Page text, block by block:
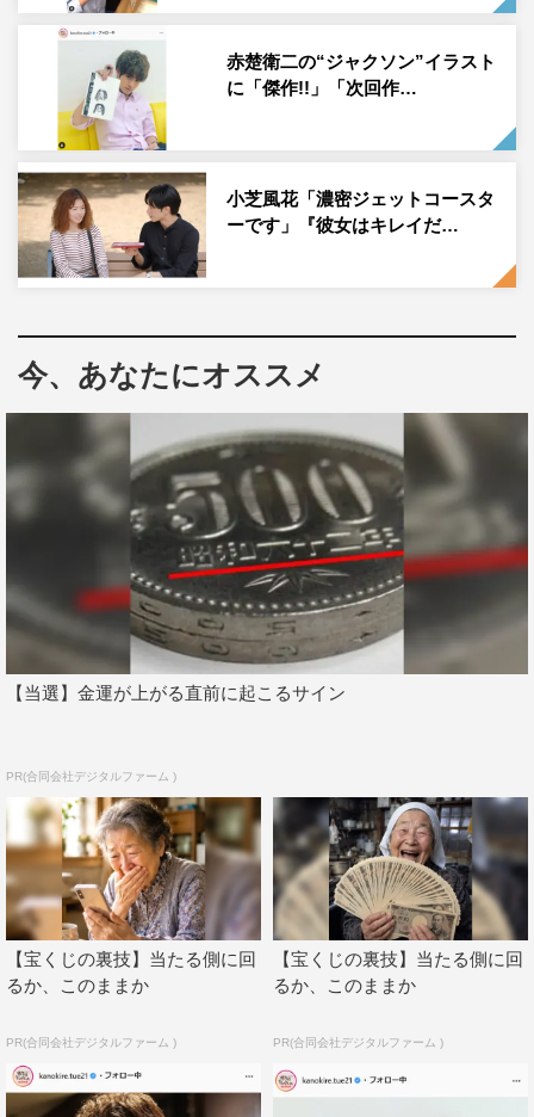
『彼女はキレイだった』公式Instagram：
https://www.instagram.com/kanokire.tue21/
赤楚衛二の“ジャクソン”イラスト
に「傑作!!」「次回作…
小芝風花「濃密ジェットコースタ
ーです」『彼女はキレイだ…
今、あなたにオススメ
【当選】金運が上がる直前に起こるサイン
PR(合同会社デジタルファーム )
【宝くじの裏技】当たる側に回
るか、このままか
PR(合同会社デジタルファーム )
【宝くじの裏技】当たる側に回
るか、このままか
PR(合同会社デジタルファーム )